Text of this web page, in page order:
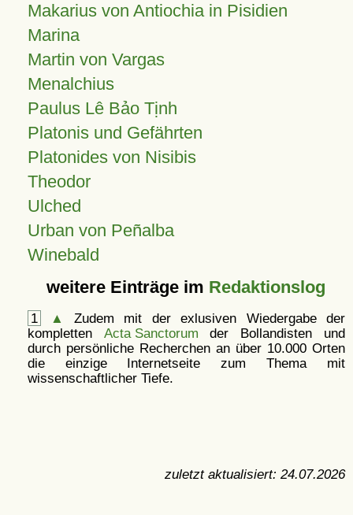
Makarius von Antiochia in Pisidien
Marina
Martin von Vargas
Menalchius
Paulus Lê Bảo Tịnh
Platonis und Gefährten
Platonides von Nisibis
Theodor
Ulched
Urban von Peñalba
Winebald
weitere Einträge im Redaktionslog
1 ▲
Zudem mit der exlusiven Wiedergabe der
kompletten Acta Sanctorum der Bollandisten und
durch persönliche Recherchen an über 10.000 Orten
die einzige Internetseite zum Thema mit
wissenschaftlicher Tiefe.
zuletzt aktualisiert: 24.07.2026